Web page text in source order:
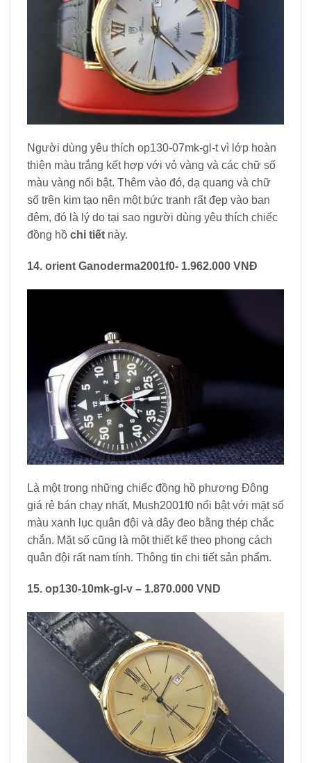
Người dùng yêu thích op130-07mk-gl-t vì lớp hoàn
thiện màu trắng kết hợp với vỏ vàng và các chữ số
màu vàng nổi bật. Thêm vào đó, dạ quang và chữ
số trên kim tạo nên một bức tranh rất đẹp vào ban
đêm, đó là lý do tại sao người dùng yêu thích chiếc
đồng hồ chi tiết này.
14. orient Ganoderma2001f0- 1.962.000 VNĐ
Là một trong những chiếc đồng hồ phương Đông
giá rẻ bán chạy nhất, Mush2001f0 nổi bật với mặt số
màu xanh lục quân đội và dây đeo bằng thép chắc
chắn. Mặt số cũng là một thiết kế theo phong cách
quân đội rất nam tính. Thông tin chi tiết sản phẩm.
15. op130-10mk-gl-v – 1.870.000 VND